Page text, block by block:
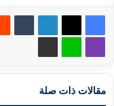
لينكدإن
لاين
مقالات ذات صلة